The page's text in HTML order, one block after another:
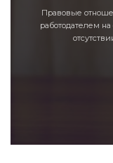
Правовые
работодателем